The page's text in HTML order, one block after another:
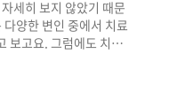
세히 보지 않았기 때문
양한 변인 중에서 치료
보고요. 그럼에도 치료
공부를 계속 할 수밖